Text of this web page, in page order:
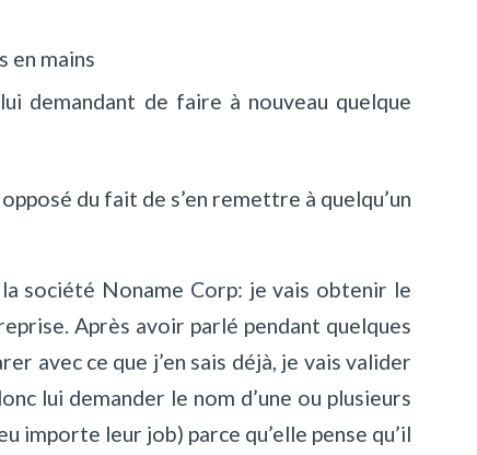
en mains
demandant de faire à nouveau quelque
du fait de s’en remettre à quelqu’un
société Noname Corp: je vais obtenir le
Après avoir parlé pendant quelques
avec ce que j’en sais déjà, je vais valider
lui demander le nom d’une ou plusieurs
importe leur job) parce qu’elle pense qu’il